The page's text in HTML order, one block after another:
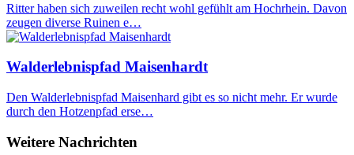
Ritter haben sich zuweilen recht wohl gefühlt am Hochrhein. Davon
zeugen diverse Ruinen e…
Walderlebnispfad Maisenhardt
Den Walderlebnispfad Maisenhard gibt es so nicht mehr. Er wurde
durch den Hotzenpfad erse…
Weitere Nachrichten